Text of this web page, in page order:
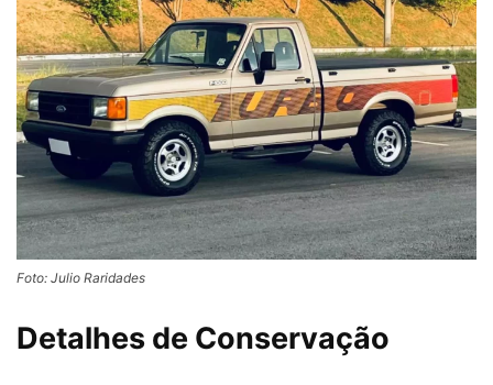
Foto: Julio Raridades
Detalhes de Conservação